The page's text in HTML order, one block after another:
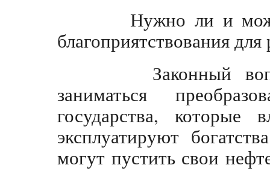
Нужно ли и
благоприятствования
Законный
заниматься
государства,
эксплуатируют
могут пустить свои